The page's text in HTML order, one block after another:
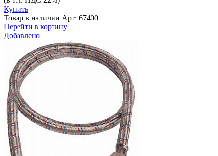
Купить
Товар в наличии Арт: 67400
Перейти в корзину
Добавлено